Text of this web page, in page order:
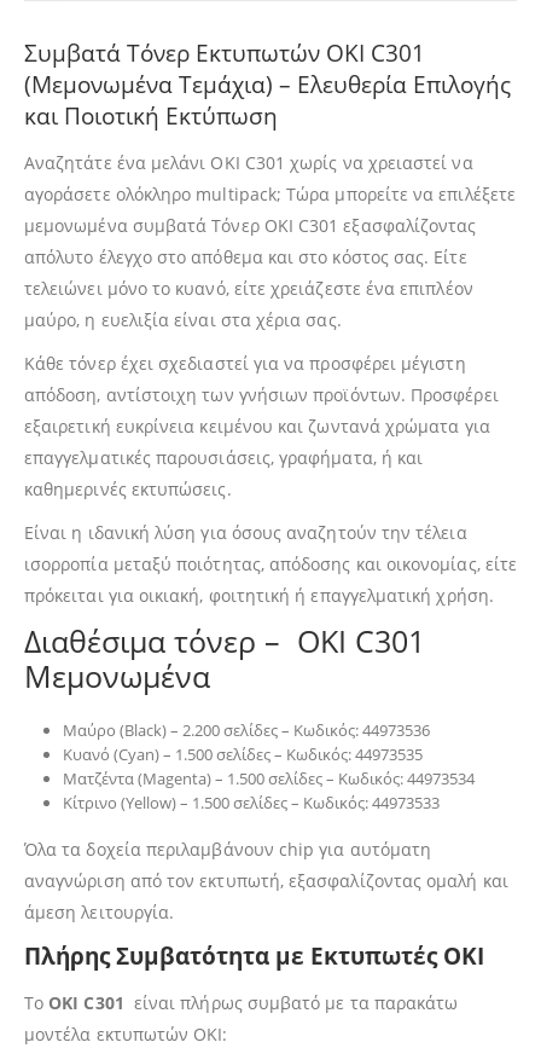
Συμβατά Τόνερ Εκτυπωτών OKI C301
(Μεμονωμένα Τεμάχια) – Ελευθερία Επιλογής
και Ποιοτική Εκτύπωση
Αναζητάτε ένα μελάνι OKI C301 χωρίς να χρειαστεί να
αγοράσετε ολόκληρο multipack; Τώρα μπορείτε να επιλέξετε
μεμονωμένα συμβατά Τόνερ OKI C301 εξασφαλίζοντας
απόλυτο έλεγχο στο απόθεμα και στο κόστος σας. Είτε
τελειώνει μόνο το κυανό, είτε χρειάζεστε ένα επιπλέον
μαύρο, η ευελιξία είναι στα χέρια σας.
Κάθε τόνερ έχει σχεδιαστεί για να προσφέρει μέγιστη
απόδοση, αντίστοιχη των γνήσιων προϊόντων. Προσφέρει
εξαιρετική ευκρίνεια κειμένου και ζωντανά χρώματα για
επαγγελματικές παρουσιάσεις, γραφήματα, ή και
καθημερινές εκτυπώσεις.
Είναι η ιδανική λύση για όσους αναζητούν την τέλεια
ισορροπία μεταξύ ποιότητας, απόδοσης και οικονομίας, είτε
πρόκειται για οικιακή, φοιτητική ή επαγγελματική χρήση.
Διαθέσιμα τόνερ – OKI C301
Μεμονωμένα
Μαύρο (Black) – 2.200 σελίδες – Κωδικός: 44973536
Κυανό (Cyan) – 1.500 σελίδες – Κωδικός: 44973535
Ματζέντα (Magenta) – 1.500 σελίδες – Κωδικός: 44973534
Κίτρινο (Yellow) – 1.500 σελίδες – Κωδικός: 44973533
Όλα τα δοχεία περιλαμβάνουν chip για αυτόματη
αναγνώριση από τον εκτυπωτή, εξασφαλίζοντας ομαλή και
άμεση λειτουργία.
Πλήρης Συμβατότητα με Εκτυπωτές OKI
Το OKI C301 είναι πλήρως συμβατό με τα παρακάτω
μοντέλα εκτυπωτών OKI: